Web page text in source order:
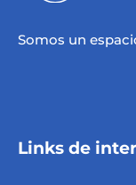
Somos un
Links de